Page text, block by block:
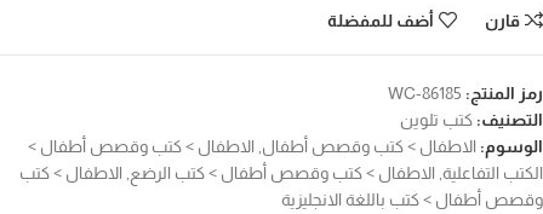
قارن أضف للمفضلة
رمز المنتج: WC-86185
التصنيف: كتب تلوين
الوسوم: الاطفال > كتب وقصص أطفال الاطفال > كتب وقصص أطفال >
الكتب التفاعلية الاطفال > كتب وقصص أطفال > كتب الرضع الاطفال > كتب
وقصص أطفال > كتب باللغة الانجليزية